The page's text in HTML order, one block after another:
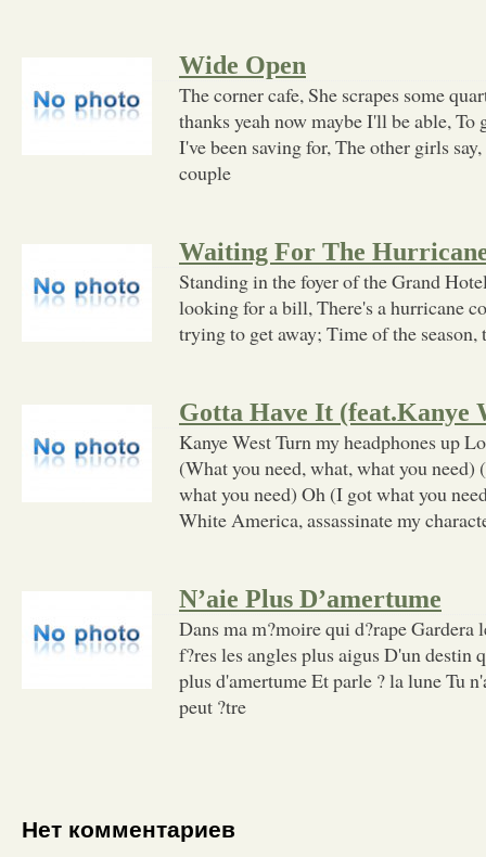
Wide Open
The corner cafe, She scrapes some
thanks yeah now maybe I'll be able, To
I've been saving for, The other girls
couple
Waiting For The
Standing in the foyer of the Grand
looking for a bill, There's a hurricane
trying to get away; Time of the season,
Gotta Have It (feat.Kanye
Kanye West Turn my headphones up
(What you need, what, what you need)
what you need) Oh (I got what you
White America, assassinate my
N’aie Plus D’amertume
Dans ma m?moire qui d?rape Gardera
f?res les angles plus aigus D'un destin
plus d'amertume Et parle ? la lune Tu
peut ?tre
Нет комментариев